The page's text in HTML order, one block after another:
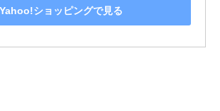
Yahoo!ショッピングで見る